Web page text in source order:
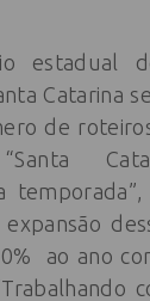
estadual
Catarina
de
temporada”,
ao ano